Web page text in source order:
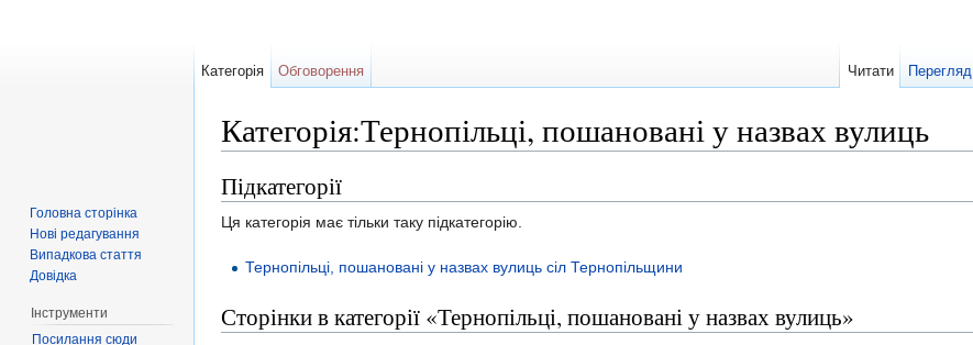
Категорія:Тернопільці, пошановані у назвах вулиць
Підкатегорії
Ця категорія має тільки таку підкатегорію.
Тернопільці, пошановані у назвах вулиць сіл Тернопільщини
Сторінки в категорії «Тернопільці, пошановані у назвах вулиць»
Категорія Обговорення Читати Перегляд
Головна сторінка
Нові редагування
Випадкова стаття
Довідка
Інструменти
Посилання сюди